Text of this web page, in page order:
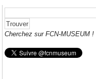
Cherchez sur FCN-MUSEUM !